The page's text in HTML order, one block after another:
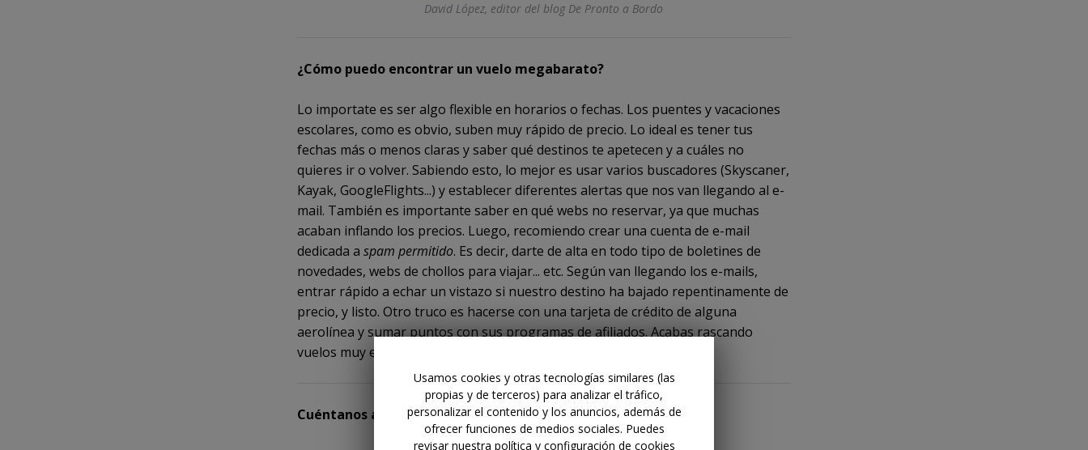
David López, editor del blog De Pronto a Bordo
¿Cómo puedo encontrar un vuelo megabarato?
Lo importate es ser algo flexible en horarios o fechas. Los puentes y vacaciones
escolares, como es obvio, suben muy rápido de precio. Lo ideal es tener tus
fechas más o menos claras y saber qué destinos te apetecen y a cuáles no
quieres ir o volver. Sabiendo esto, lo mejor es usar varios buscadores (Skyscaner,
Kayak, GoogleFlights...) y establecer diferentes alertas que nos van llegando al e-
mail. También es importante saber en qué webs no reservar, ya que muchas
acaban inflando los precios. Luego, recomiendo crear una cuenta de e-mail
dedicada aspam permitido. Es decir, darte de alta en todo tipo de boletines de
novedades, webs de chollos para viajar... etc. Según van llegando los e-mails,
entrar rápido a echar un vistazo si nuestro destino ha bajado repentinamente de
precio, y listo. Otro truco es hacerse con una tarjeta de crédito de alguna
aerolínea y sumar puntos con sus programas de afiliados. Acabas rascando
vuelos muy económicos.
Cuéntanos algún caso real
Usamos cookies y otras tecnologías similares (las
propias y de terceros) para analizar el tráfico,
personalizar el contenido y los anuncios, además de
ofrecer funciones de medios sociales. Puedes
revisar nuestra política y configuración de cookies